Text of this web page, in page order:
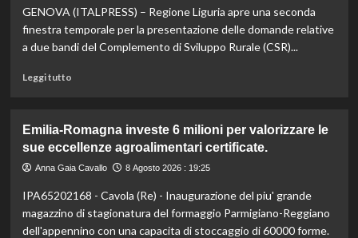
GENOVA (ITALPRESS) – Regione Liguria apre una seconda
finestra temporale per la presentazione delle domande relative
a due bandi del Complemento di Sviluppo Rurale (CSR)...
Leggi tuttoLeggi
Liguria
lancia
bandi
24,4
milioni
per
Emilia-Romagna investe 6 milioni per valorizzare le
sue eccellenze agroalimentari certificate.
Anna Gaia Cavallo 8 Agosto 2026 : 19:25
IPA65202168 - Cavola (Re) - Inaugurazione del piu' grande
magazzino di stagionatura del formaggio Parmigiano-Reggiano
dell'appennino con una capacita di stoccaggio di 60000 forme.